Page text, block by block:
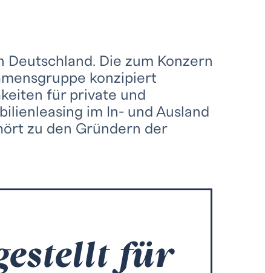
Deutschland. Die zum Konzern
konzipiert
für private und
im In- und Ausland
zu den Gründern der
für